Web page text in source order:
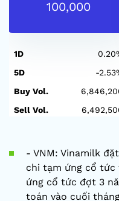
100,000
1D
5D
-
Buy Vol.
Sell Vol.
- VNM: Vinamilk
chi tạm ứng cổ tức
ứng cổ tức đợt 3
toán vào cuối